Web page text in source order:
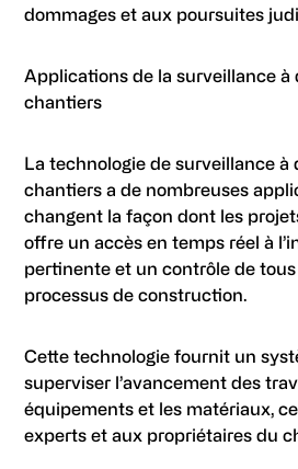
dommages et aux poursuites
Applications de la surveillance à
chantiers
La technologie de surveillance à
chantiers a de nombreuses
changent la façon dont les
offre un accès en temps réel à
pertinente et un contrôle de
processus de construction.
Cette technologie fournit un
superviser l’avancement des
équipements et les matériaux,
experts et aux propriétaires du